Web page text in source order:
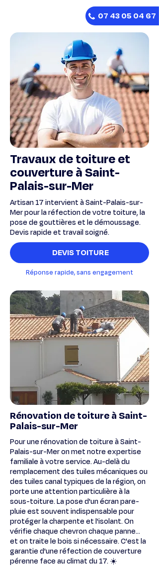
07 43 05 04 67
Travaux de toiture et
couverture à Saint-
Palais-sur-Mer
Artisan 17 intervient à Saint-Palais-sur-
Mer pour la réfection de votre toiture, la
pose de gouttières et le démoussage.
Devis rapide et travail soigné.
DEVIS TOITURE
Réponse rapide, sans engagement
Rénovation de toiture à Saint-
Palais-sur-Mer
Pour une rénovation de toiture à Saint-
Palais-sur-Mer on met notre expertise
familiale à votre service. Au-delà du
remplacement des tuiles mécaniques ou
des tuiles canal typiques de la région, on
porte une attention particulière à la
sous-toiture. La pose d'un écran pare-
pluie est souvent indispensable pour
protéger la charpente et l'isolant. On
vérifie chaque chevron chaque panne...
et on traite le bois si nécessaire. C'est la
garantie d'une réfection de couverture
pérenne face au climat du 17. ☀️